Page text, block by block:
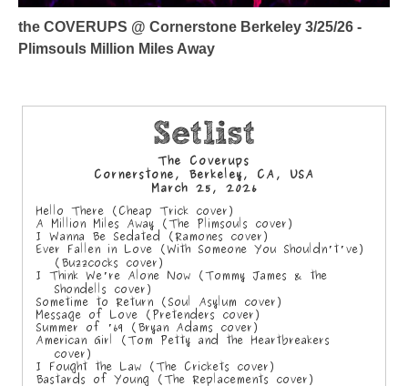
the COVERUPS @ Cornerstone Berkeley 3/25/26 -
Plimsouls Million Miles Away